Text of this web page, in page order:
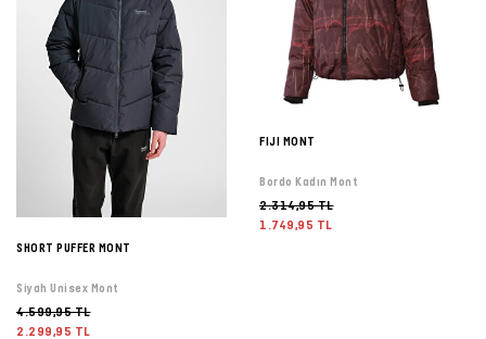
SHORT PUFFER MONT
Siyah Unisex Mont
4.599,95 TL
2.299,95 TL
FIJI MONT
Bordo Kadın Mont
2.314,95 TL
1.749,95 TL